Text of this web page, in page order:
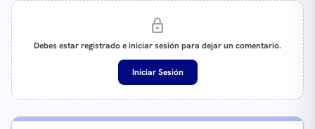
lock
Debes estar registrado e iniciar sesión para dejar un comentario.
Iniciar Sesión